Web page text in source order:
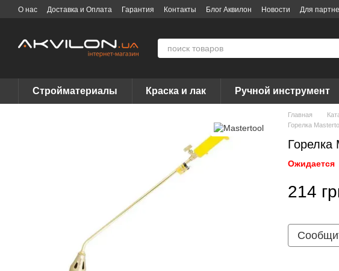
Перейти к основному контенту
О нас Доставка и Оплата Гарантия Контакты Блог Аквилон Новости Для
Стройматериалы Краска и лак Ручной инструмент
Главная
Горелка
Горелка
Ожидается
214